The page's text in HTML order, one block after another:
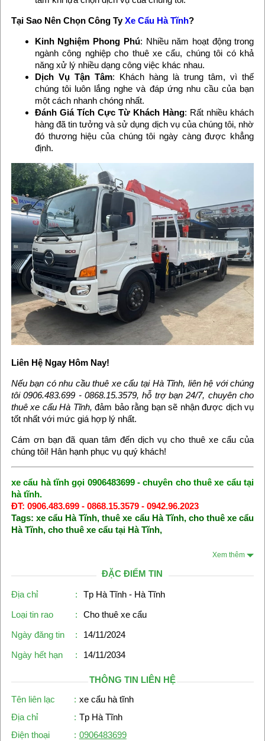
Tại Sao Nên Chọn Công TyXe Cẩu Hà Tĩnh?
Kinh Nghiệm Phong Phú: Nhiều năm hoạt động trong
ngành công nghiệp cho thuê xe cẩu, chúng tôi có khả
năng xử lý nhiều dạng công việc khác nhau.
Dịch Vụ Tận Tâm: Khách hàng là trung tâm, vì thế
chúng tôi luôn lắng nghe và đáp ứng nhu cầu của bạn
một cách nhanh chóng nhất.
Đánh Giá Tích Cực Từ Khách Hàng: Rất nhiều khách
hàng đã tin tưởng và sử dụng dịch vụ của chúng tôi, nhờ
đó thương hiệu của chúng tôi ngày càng được khẳng
định.
Liên Hệ Ngay Hôm Nay!
Nếu bạn có nhu cầu thuê xe cẩu tại Hà Tĩnh, liên hệ với chúng
tôi 0906.483.699 - 0868.15.3579, hỗ trợ bạn 24/7, chuyên cho
thuê xe cẩu Hà Tĩnh, đảm bảo rằng bạn sẽ nhận được dịch vụ
tốt nhất với mức giá hợp lý nhất.
Cám ơn bạn đã quan tâm đến dịch vụ cho thuê xe cẩu của
chúng tôi! Hân hạnh phục vụ quý khách!
xe cẩu hà tĩnh gọi 0906483699 - chuyên cho thuê xe cẩu tại
hà tĩnh.
ĐT: 0906.483.699 - 0868.15.3579 - 0942.96.2023
Tags: xe cẩu Hà Tĩnh,thuê xe cẩu Hà Tĩnh, cho thuê xe cẩu
Hà Tĩnh, cho thuê xe cẩu tại Hà Tĩnh,
Xem thêm
ĐẶC ĐIỂM TIN
Địa chỉ :
Tp Hà Tĩnh - Hà Tĩnh
Loại tin rao
:
Cho thuê xe cẩu
Ngày đăng tin
:
14/11/2024
Ngày hết hạn
: 14/11/2034
THÔNG TIN LIÊN HỆ
Tên liên lạc
: xe cẩu hà tĩnh
Địa chỉ
: Tp Hà Tĩnh
Điện thoại
: 0906483699